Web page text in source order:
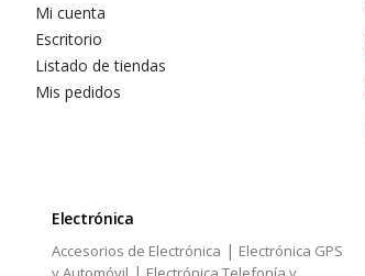
Mi cuenta
Escritorio
Listado de tiendas
Mis pedidos
Electrónica
Accesorios de Electrónica | Electrónica GPS